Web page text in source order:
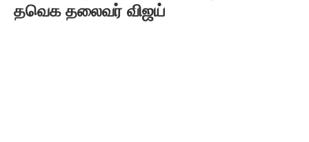
தவெக தலைவர் விஜய்